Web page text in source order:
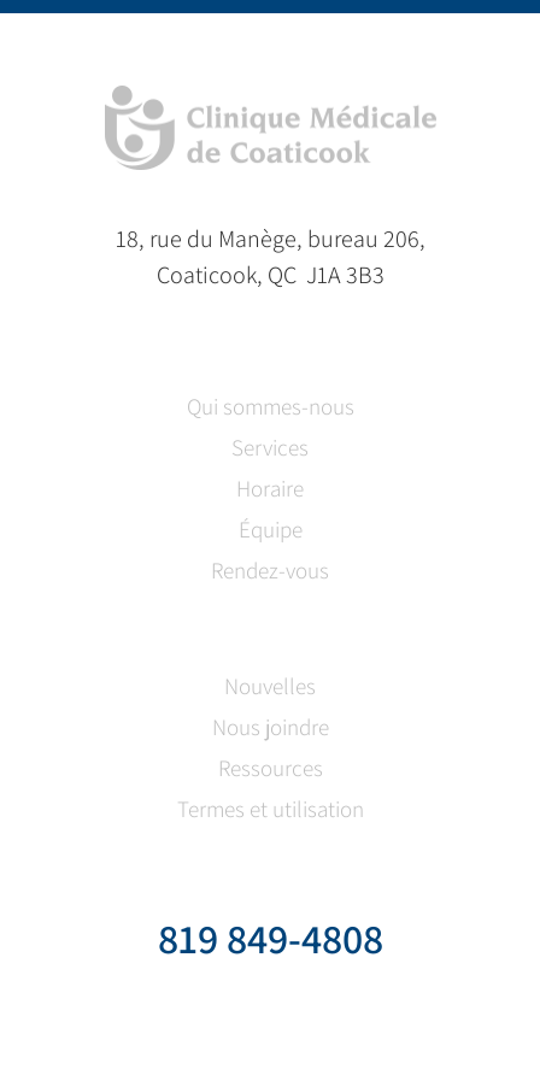
18, rue du Manège, bureau 206,
Coaticook, QC J1A 3B3
Qui sommes-nous
Services
Horaire
Équipe
Rendez-vous
Nouvelles
Nous joindre
Ressources
Termes et utilisation
819 849-4808